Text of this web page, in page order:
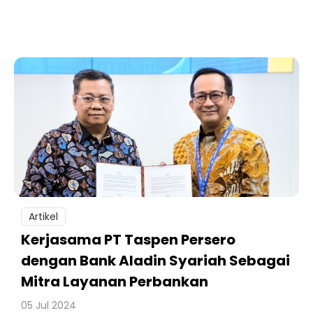
Artikel
Kerjasama PT Taspen Persero
dengan Bank Aladin Syariah Sebagai
Mitra Layanan Perbankan
05 Jul 2024